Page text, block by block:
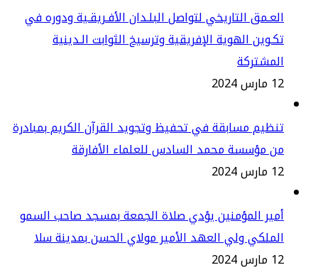
التاريخي لتواصل البلـدان الأفـريقـية ودوره في
الهوية الإفريقية وترسيخ الثوابت الـدينية
مسابقة في تحفيظ وتجويد القرآن الكريم بمبادرة
مؤسسة محمد السادس للعلماء الأفارقة
المؤمنين يؤدي صلاة الجمعة بمسجد صاحب السمو
ولي العهد الأمير مولاي الحسن بمدينة سلا